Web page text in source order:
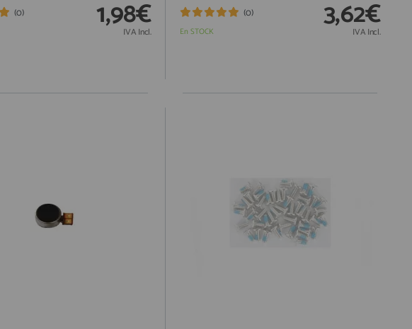
(0) 1,98€
IVA Incl. En STOCK
(0) 3,62€
IVA Incl.